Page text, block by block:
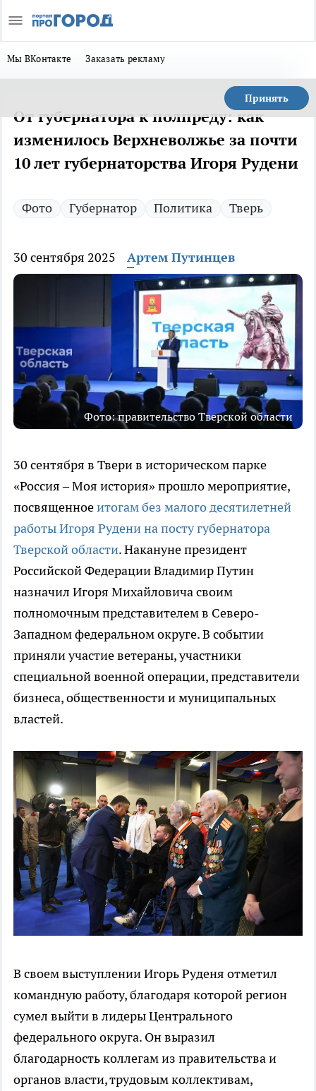
Мы ВКонтакте Заказать рекламу
Принять
От губернатора к полпреду: как
изменилось Верхневолжье за почти
10 лет губернаторства Игоря Рудени
Фото Губернатор Политика Тверь
30 сентября 2025 Артем Путинцев
Фото: правительство Тверской области
30 сентября в Твери в историческом парке
«Россия – Моя история» прошло мероприятие,
посвященноеитогам без малого десятилетней
работы Игоря Рудени на посту губернатора
Тверской области. Накануне президент
Российской Федерации Владимир Путин
назначил Игоря Михайловича своим
полномочным представителем в Северо-
Западном федеральном округе. В событии
приняли участие ветераны, участники
специальной военной операции, представители
бизнеса, общественности и муниципальных
властей.
В своем выступлении Игорь Руденя отметил
командную работу, благодаря которой регион
сумел выйти в лидеры Центрального
федерального округа. Он выразил
благодарность коллегам из правительства и
органов власти, трудовым коллективам,